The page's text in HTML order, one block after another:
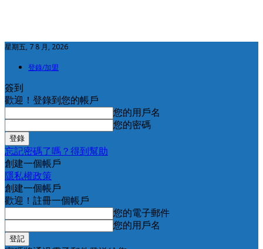
星期五, 7 8 月, 2026
登錄/加盟
簽到
歡迎！登錄到您的帳戶
您的用戶名
您的密碼
忘記密碼了嗎？得到幫助
創建一個帳戶
隱私權政策
創建一個帳戶
歡迎！註冊一個帳戶
您的電子郵件
您的用戶名